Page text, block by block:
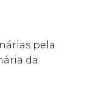
pela
da